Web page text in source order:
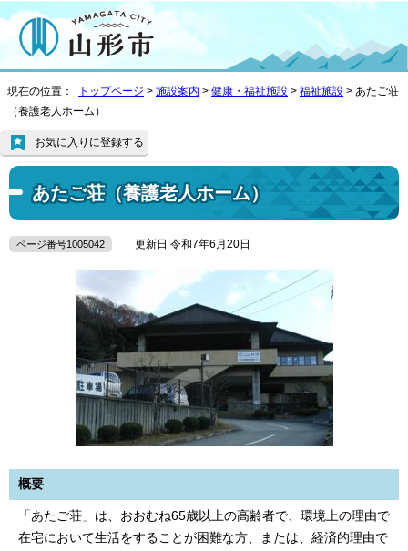
現在の位置： トップページ > 施設案内 > 健康・福祉施設 > 福祉施設 > あたご荘
（養護老人ホーム）
あたご荘（養護老人ホーム）
お気に入りに登録する
ページ番号1005042 更新日 令和7年6月20日
概要
「あたご荘」は、おおむね65歳以上の高齢者で、環境上の理由で
在宅において生活をすることが困難な方、または、経済的理由で